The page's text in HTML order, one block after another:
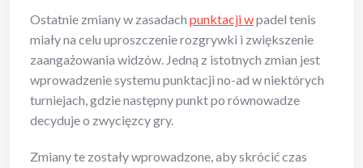
Ostatnie zmiany w zasadach punktacji wpadel tenis
miały na celu uproszczenie rozgrywki i zwiększenie
zaangażowania widzów. Jedną z istotnych zmian jest
wprowadzenie systemu punktacji no-ad w niektórych
turniejach, gdzie następny punkt po równowadze
decyduje o zwycięzcy gry.
Zmiany te zostały wprowadzone, aby skrócić czas